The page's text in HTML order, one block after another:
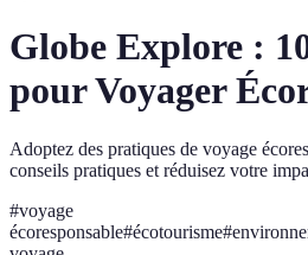
Globe Explore :
pour Voyager
Adoptez des pratiques de voyage
conseils pratiques et réduisez votre
#voyage
écoresponsable#écotourisme#